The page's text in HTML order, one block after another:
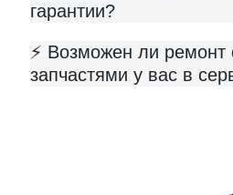
гарантии?
⚡️ Возможен ли ремонт
запчастями у вас в